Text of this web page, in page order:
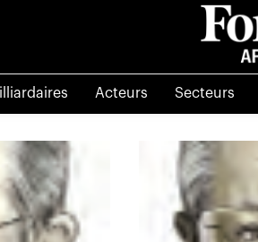
Acteurs Secteurs